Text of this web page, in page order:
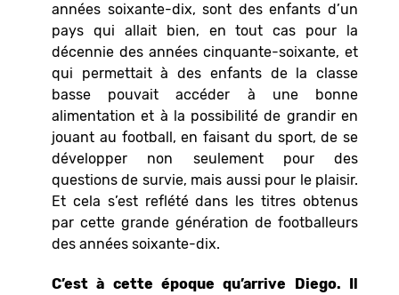
années soixante-dix, sont des enfants d’un
pays qui allait bien, en tout cas pour la
décennie des années cinquante-soixante, et
qui permettait à des enfants de la classe
basse pouvait accéder à une bonne
alimentation et à la possibilité de grandir en
jouant au football, en faisant du sport, de se
développer non seulement pour des
questions de survie, mais aussi pour le plaisir.
Et cela s’est reflété dans les titres obtenus
par cette grande génération de footballeurs
des années soixante-dix.
C’est à cette époque qu’arrive Diego. Il